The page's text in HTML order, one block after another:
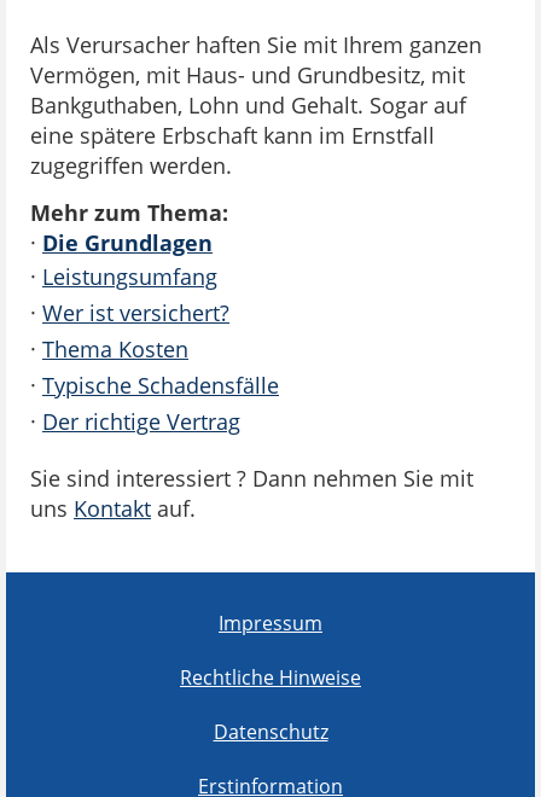
Als Verursacher haften Sie mit Ihrem ganzen
Vermögen, mit Haus- und Grundbesitz, mit
Bankguthaben, Lohn und Gehalt. Sogar auf
eine spätere Erbschaft kann im Ernstfall
zugegriffen werden.
Mehr zum Thema:
· Die Grundlagen
· Leistungsumfang
· Wer ist versichert?
· Thema Kosten
· Typische Schadensfälle
· Der richtige Vertrag
Sie sind interessiert ? Dann nehmen Sie mit
uns Kontakt auf.
Impressum
Rechtliche Hinweise
Datenschutz
Erstinformation